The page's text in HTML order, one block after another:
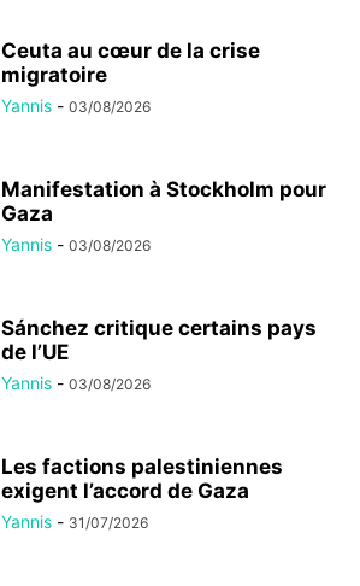
Ceuta au cœur de la crise
migratoire
Yannis - 03/08/2026
Manifestation à Stockholm pour
Gaza
Yannis - 03/08/2026
Sánchez critique certains pays
de l’UE
Yannis - 03/08/2026
Les factions palestiniennes
exigent l’accord de Gaza
Yannis - 31/07/2026